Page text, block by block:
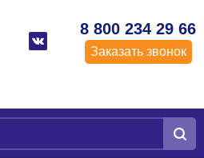
8 800 234 29 66
Заказать звонок